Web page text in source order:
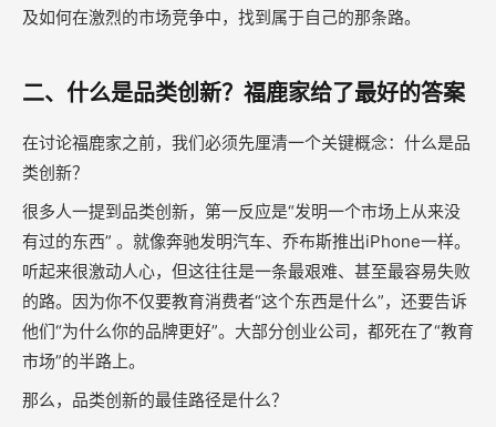
及如何在激烈的市场竞争中，找到属于自己的那条路。
二、什么是品类创新？福鹿家给了最好的答案
在讨论福鹿家之前，我们必须先厘清一个关键概念：什么是品
类创新？
很多人一提到品类创新，第一反应是“发明一个市场上从来没
有过的东西” 。就像奔驰发明汽车、乔布斯推出iPhone一样。
听起来很激动人心，但这往往是一条最艰难、甚至最容易失败
的路。因为你不仅要教育消费者“这个东西是什么”，还要告诉
他们“为什么你的品牌更好”。大部分创业公司，都死在了“教育
市场”的半路上。
那么，品类创新的最佳路径是什么？